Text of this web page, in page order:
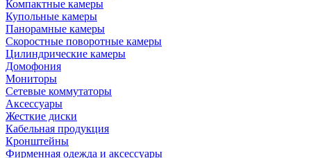
Компактные камеры
Купольные камеры
Панорамные камеры
Скоростные поворотные камеры
Цилиндрические камеры
Домофония
Мониторы
Сетевые коммутаторы
Аксессуары
Жесткие диски
Кабельная продукция
Кронштейны
Фирменная одежда и аксессуары